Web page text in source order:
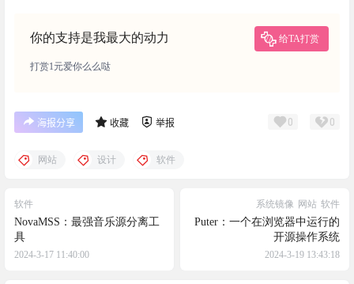
你的支持是我最大的动力 给TA打赏
打赏1元爱你么么哒
海报分享 收藏 举报 0 0
网站 设计 软件
软件
NovaMSS：最强音乐源分离工
具
2024-3-17 11:40:00
系统镜像 网站 软件
Puter：一个在浏览器中运行的
开源操作系统
2024-3-19 13:43:18